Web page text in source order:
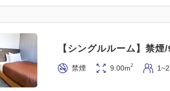
【シングルルーム】禁
禁煙 9.00m2